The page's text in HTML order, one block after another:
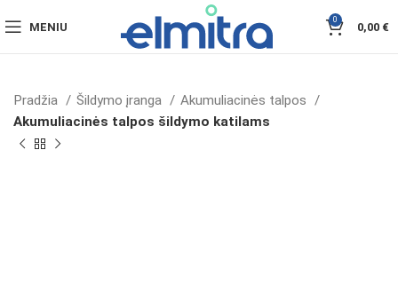
MENIU
0
0,00 €
Pradžia Šildymo įranga
Akumuliacinės talpos
Akumuliacinės talpos šildymo katilams